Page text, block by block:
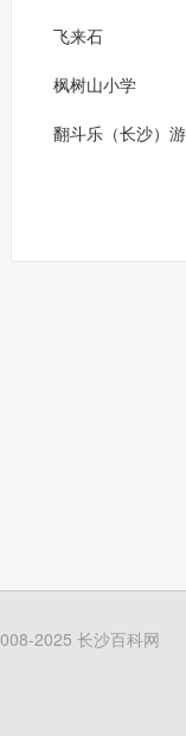
飞来石
枫树山小学
翻斗乐（长沙）
2025 长沙百科网